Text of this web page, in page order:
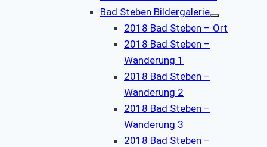
Bad Steben Bildergalerie
2018 Bad Steben – Ort
2018 Bad Steben –
Wanderung 1
2018 Bad Steben –
Wanderung 2
2018 Bad Steben –
Wanderung 3
2018 Bad Steben –